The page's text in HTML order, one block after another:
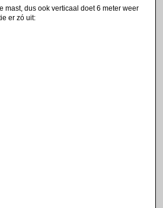
mast, dus ook verticaal doet 6 meter weer
er zó uit: